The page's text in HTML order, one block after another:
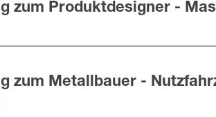
zum Produktdesigner -
zum Metallbauer -